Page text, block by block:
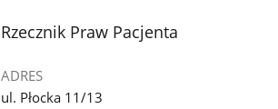
stopka
Rzecznik Praw Pacjenta
ADRES
ul. Płocka 11/13